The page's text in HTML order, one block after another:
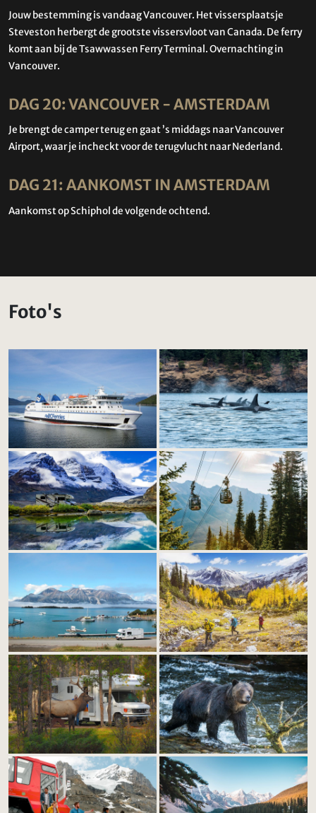
Jouw bestemming is vandaag Vancouver. Het vissersplaatsje
Steveston herbergt de grootste vissersvloot van Canada. De ferry
komt aan bij de Tsawwassen Ferry Terminal. Overnachting in
Vancouver.
DAG 20: VANCOUVER - AMSTERDAM
Je brengt de camper terug en gaat ’s middags naar Vancouver
Airport, waar je incheckt voor de terugvlucht naar Nederland.
DAG 21: AANKOMST IN AMSTERDAM
Aankomst op Schiphol de volgende ochtend.
Foto's